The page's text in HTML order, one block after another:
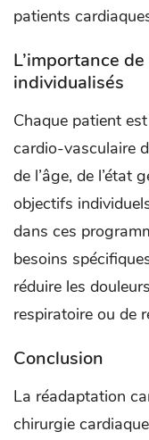
patients
L’importance
individualisés
Chaque patient
cardio-vasculaire
de l’âge, de l’état
objectifs
dans ces
besoins
réduire les
respiratoire ou de
Conclusion
La réadaptation
chirurgie